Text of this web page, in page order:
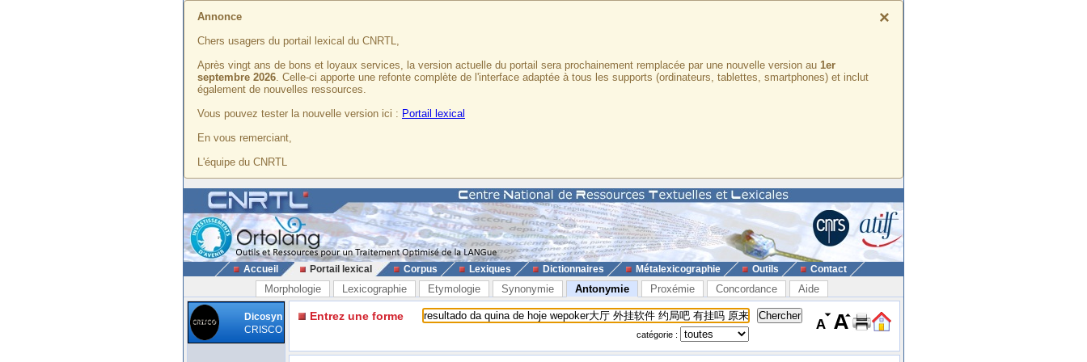
×
Annonce
Chers usagers du portail lexical du CNRTL,
Après vingt ans de bons et loyaux services, la version actuelle du portail sera prochainement remplacée par une nouvelle version au 1er
septembre 2026. Celle-ci apporte une refonte complète de l'interface adaptée à tous les supports (ordinateurs, tablettes, smartphones) et inclut
également de nouvelles ressources.
Vous pouvez tester la nouvelle version ici : Portail lexical
En vous remerciant,
L'équipe du CNRTL
Accueil Portail lexical Corpus Lexiques Dictionnaires Métalexicographie Outils Contact
Morphologie Lexicographie Etymologie Synonymie Antonymie Proxémie Concordance Aide
Dicosyn
CRISCO
Entrez une forme
catégorie :